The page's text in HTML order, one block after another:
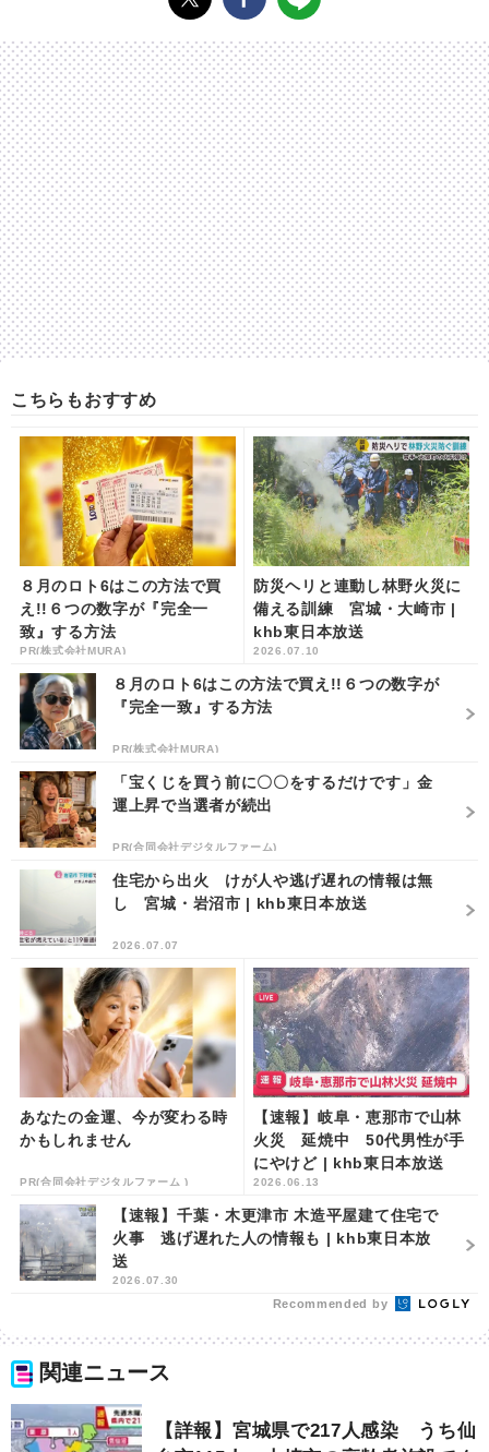
こちらもおすすめ
８月のロト6はこの方法で買
え!!６つの数字が『完全一
致』する方法
PR(株式会社MURA)
防災ヘリと連動し林野火災に
備える訓練 宮城・大崎市 |
khb東日本放送
2026.07.10
８月のロト6はこの方法で買え!!６つの数字が
『完全一致』する方法
PR(株式会社MURA)
「宝くじを買う前に〇〇をするだけです」金
運上昇で当選者が続出
PR(合同会社デジタルファーム)
住宅から出火 けが人や逃げ遅れの情報は無
し 宮城・岩沼市 | khb東日本放送
2026.07.07
あなたの金運、今が変わる時
かもしれません
PR(合同会社デジタルファーム )
【速報】岐阜・恵那市で山林
火災 延焼中 50代男性が手
にやけど | khb東日本放送
2026.06.13
【速報】千葉・木更津市 木造平屋建て住宅で
火事 逃げ遅れた人の情報も | khb東日本放
送
2026.07.30
Recommended by
関連ニュース
【詳報】宮城県で217人感染 うち仙